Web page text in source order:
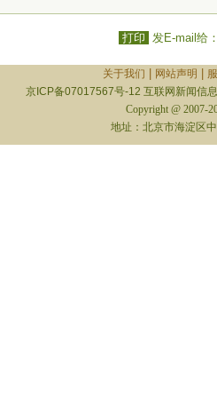
打印 发E-mail给
关于我们 网站声明
京ICP备07017567号-12 互联网新闻信
Copyright @ 2007-
地址：北京市海淀区